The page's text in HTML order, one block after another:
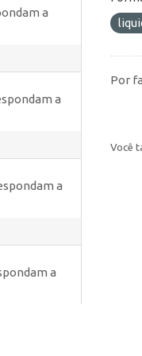
a
a
a
a
Por
Você